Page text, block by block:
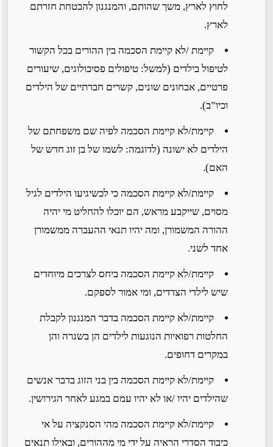
לחוץ לארץ, משך שהותם, והמנגנון להבטחת חזרתם
לארץ.
קיימת /לא קיימת הסכמה בין ההורים בכל הקשור
לטיפול בילדים (למשל: טיפולים פסיכולוגים, שיעורים
פרטיים, אבחונים שונים, קשרים חברתיים של הילדים
וכיו”ב).
קיימת/לא קיימת הסכמה לפיה שם משפחתם של
הילדים לא ישונה (לדוגמה: לשמו של בן זוג חדש של
האם).
קיימת/לא קיימת הסכמה כי לכשיגיעו הילדים לגיל
מסוים, שייקבע מראש, הם יוכלו להחליט מי יהיה
ההורה המשמורן, ומה יהיו תנאי ההעברה ממשמורן
אחד לשני.
קיימת/לא קיימת הסכמה ביחס לצרכים מיוחדים
שיש לילדי הצדדים, ומי אמור לספקם.
קיימת/לא קיימת הסכמה בדבר המנגנון לקבלת
החלטות רפואיות הנוגעות לילדים הן בשגרה והן
במקרים דחופים.
קיימת/לא קיימת הסכמה בין בני הזוג בדבר אנשים
שהילדים יהיו /או לא יהיו עמם במגע לאחר הגירושין.
קיימת/לא קיימת הסכמה מהי הסנקציה על אי
כיבוד הסדרי הראיה על ידי מי מההורים, ובאילו תנאים